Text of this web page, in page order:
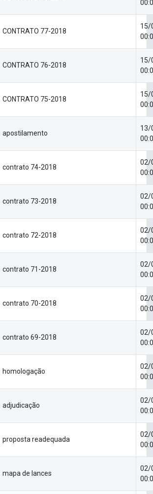
CONTRATO 77-2018
15/
CONTRATO 76-2018
15/
CONTRATO 75-2018
15/
apostilamento
13/
contrato 74-2018
02/
contrato 73-2018
02/
contrato 72-2018
02/
contrato 71-2018
02/
contrato 70-2018
02/
contrato 69-2018
02/
homologação
02/
adjudicação
02/
proposta readequada
02/
mapa de lances
02/